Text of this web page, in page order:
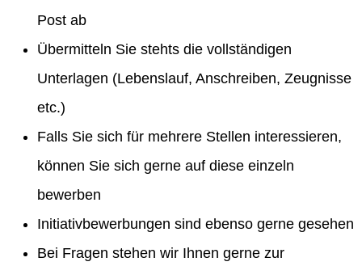
Post ab
Übermitteln Sie stehts die vollständigen
Unterlagen (Lebenslauf, Anschreiben, Zeugnisse
etc.)
Falls Sie sich für mehrere Stellen interessieren,
können Sie sich gerne auf diese einzeln
bewerben
Initiativbewerbungen sind ebenso gerne gesehen
Bei Fragen stehen wir Ihnen gerne zur